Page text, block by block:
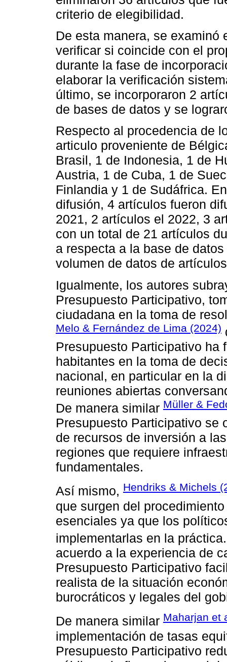
criterio de elegibilidad.
De esta manera, se examinó
verificar si coincide con el
durante la fase de
elaborar la verificación
último, se incorporaron 2
de bases de datos y se
Respecto al procedencia de
articulo proveniente de
Brasil, 1 de Indonesia, 1 de
Austria, 1 de Cuba, 1 de
Finlandia y 1 de Sudáfrica.
difusión, 4 artículos fueron
2021, 2 artículos el 2022, 3
con un total de 21 artículos
a respecta a la base de
volumen de datos de
Igualmente, los autores
Presupuesto Participativo,
ciudadana en la toma de
Melo & Fernández de Lima (2024)
Presupuesto Participativo ha
habitantes en la toma de
nacional, en particular en la
reuniones abiertas
De manera similar Müller &
Presupuesto Participativo se
de recursos de inversión a
regiones que requiere
fundamentales.
Así mismo, Hendriks & Michels
que surgen del
esenciales ya que los
implementarlas en la
acuerdo a la experiencia de
Presupuesto Participativo
realista de la situación
burocráticos y legales del
De manera similar Maharjan et
implementación de tasas
Presupuesto Participativo